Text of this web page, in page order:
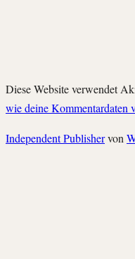
Diese Website verwendet
wie deine Kommentardaten
Independent Publishervon